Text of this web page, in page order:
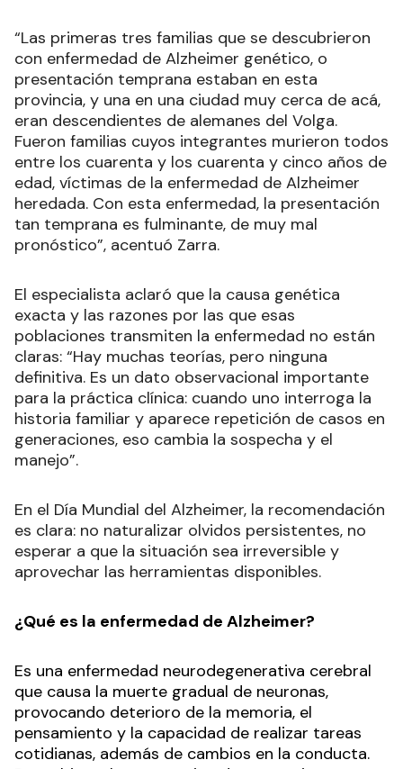
“Las primeras tres familias que se descubrieron
con enfermedad de Alzheimer genético, o
presentación temprana estaban en esta
provincia, y una en una ciudad muy cerca de acá,
eran descendientes de alemanes del Volga.
Fueron familias cuyos integrantes murieron todos
entre los cuarenta y los cuarenta y cinco años de
edad, víctimas de la enfermedad de Alzheimer
heredada. Con esta enfermedad, la presentación
tan temprana es fulminante, de muy mal
pronóstico”, acentuó Zarra.
El especialista aclaró que la causa genética
exacta y las razones por las que esas
poblaciones transmiten la enfermedad no están
claras: “Hay muchas teorías, pero ninguna
definitiva. Es un dato observacional importante
para la práctica clínica: cuando uno interroga la
historia familiar y aparece repetición de casos en
generaciones, eso cambia la sospecha y el
manejo”.
En el Día Mundial del Alzheimer, la recomendación
es clara: no naturalizar olvidos persistentes, no
esperar a que la situación sea irreversible y
aprovechar las herramientas disponibles.
¿Qué es la enfermedad de Alzheimer?
Es una enfermedad neurodegenerativa cerebral
que causa la muerte gradual de neuronas,
provocando deterioro de la memoria, el
pensamiento y la capacidad de realizar tareas
cotidianas, además de cambios en la conducta.